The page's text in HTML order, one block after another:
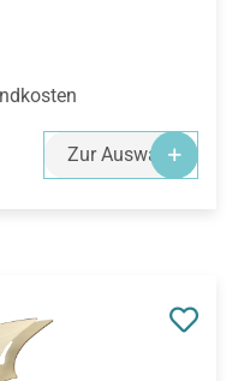
Zur Auswahl